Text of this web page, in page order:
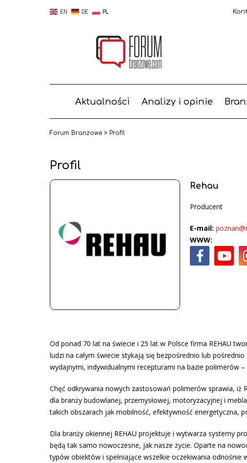
EN DE PL
Aktualności Analizy i opinie
Forum Branżowe > Profil
Profil
Rehau
Producent
E-mail:
WWW:
Od ponad 70 lat na świecie i 25 lat w Polsce firma REHAU
ludzi na całym świecie stykają się bezpośrednio lub
wydajnymi, indywidualnymi recepturami na bazie polimerów –
Chęć odkrywania nowych zastosowań polimerów sprawia,
dla branży budowlanej, przemysłowej, motoryzacyjnej i
takich obszarach jak mobilność, efektywność energetyczna,
Dla branży okiennej REHAU projektuje i wytwarza systemy
będą tak samo nowoczesne, jak nasze życie. Oparte na
typów obiektów i spełniające wszelkie oczekiwania